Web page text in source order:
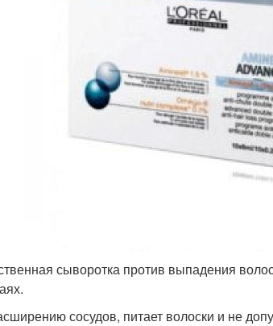
сыворотка против выпадения
сосудов, питает волоски и не